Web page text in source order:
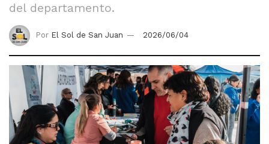
del departamento.
Por El Sol de San Juan 2026/06/04